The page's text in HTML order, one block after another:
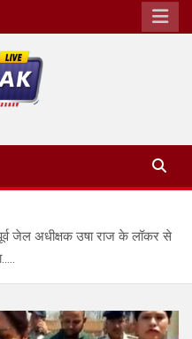
जेल अधीक्षक उषा राज के लॉकर से